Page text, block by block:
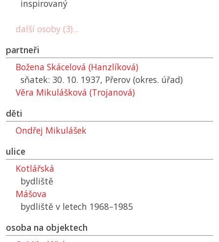
inspirovaný
další osoby (3)...
partneři
Božena Skácelová (Hanzlíková)
sňatek: 30. 10. 1937, Přerov (okres. úřad)
Věra Mikulášková (Trojanová)
děti
Ondřej Mikulášek
ulice
Kotlářská
bydliště
Mášova
bydliště v letech 1968–1985
osoba na objektech